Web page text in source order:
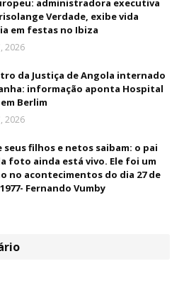
administradora executiva
Verdade, exibe vida
em festas no Ibiza
2026
da Justiça de Angola internado
informação aponta Hospital
Berlim
2026
seus filhos e netos saibam: o pai
foto ainda está vivo. Ele foi um
no acontecimentos do dia 27 de
Fernando Vumby